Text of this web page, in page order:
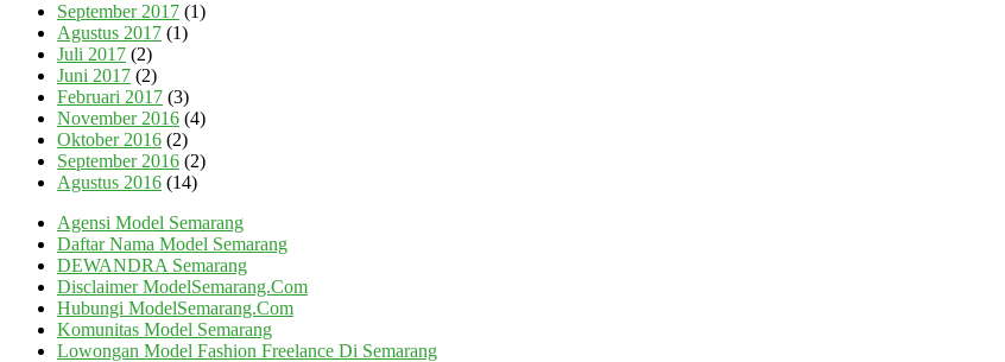
September 2017 (1)
Agustus 2017 (1)
Juli 2017 (2)
Juni 2017 (2)
Februari 2017 (3)
November 2016 (4)
Oktober 2016 (2)
September 2016 (2)
Agustus 2016 (14)
Agensi Model Semarang
Daftar Nama Model Semarang
DEWANDRA Semarang
Disclaimer ModelSemarang.Com
Hubungi ModelSemarang.Com
Komunitas Model Semarang
Lowongan Model Fashion Freelance Di Semarang